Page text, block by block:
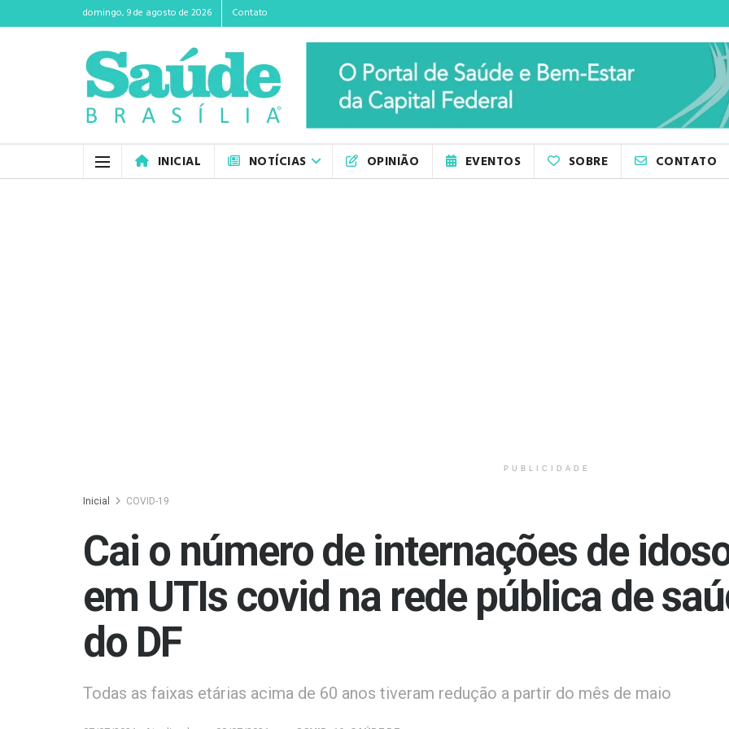
domingo, 9 de agosto de 2026 Contato
INICIAL NOTÍCIAS OPINIÃO EVENTOS SOBRE CONTATO
PUBLICIDADE
Inicial COVID-19
Cai o número de internações de
em UTIs covid na rede pública de
do DF
Todas as faixas etárias acima de 60 anos tiveram redução a partir do mês de maio